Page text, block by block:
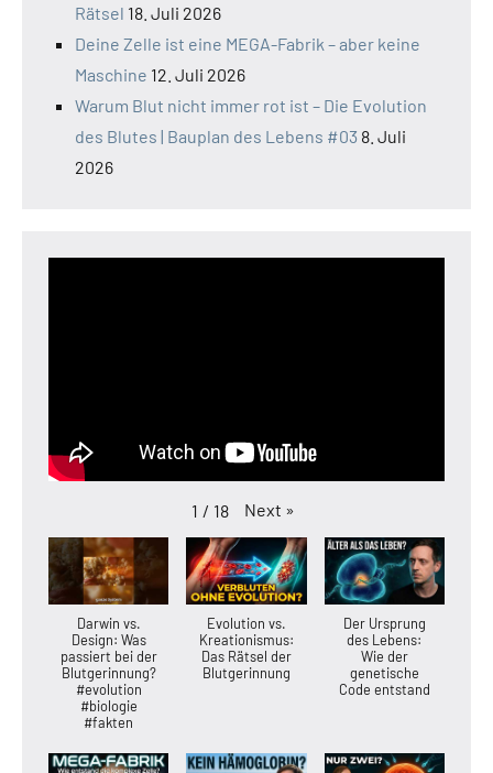
Rätsel 18. Juli 2026
Deine Zelle ist eine MEGA-Fabrik – aber keine
Maschine 12. Juli 2026
Warum Blut nicht immer rot ist – Die Evolution
des Blutes | Bauplan des Lebens #03 8. Juli
2026
1 / 18 Next »
Darwin vs.
Design: Was
passiert bei der
Blutgerinnung?
#evolution
#biologie
#fakten
Evolution vs.
Kreationismus:
Das Rätsel der
Blutgerinnung
Der Ursprung
des Lebens:
Wie der
genetische
Code entstand